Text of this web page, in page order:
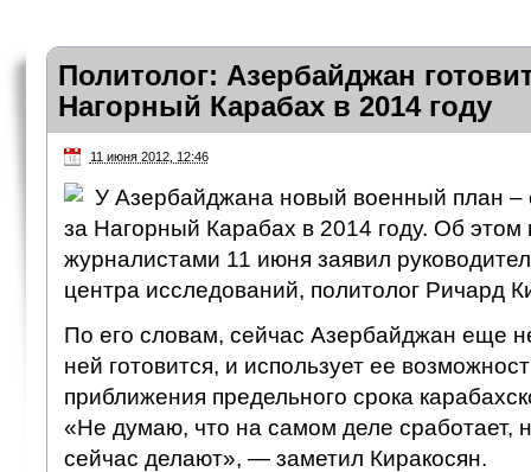
Политолог: Азербайджан
Нагорный Карабах в 2014 году
11 июня 2012, 12:46
У Азербайджана новый военный план –
за Нагорный Карабах в 2014 году. Об этом
журналистами 11 июня заявил
центра исследований, политолог Ричард
По его словам, сейчас Азербайджан еще
ней готовится, и использует ее
приближения предельного срока
«Не думаю, что на самом деле сработает,
сейчас делают», — заметил Киракосян.